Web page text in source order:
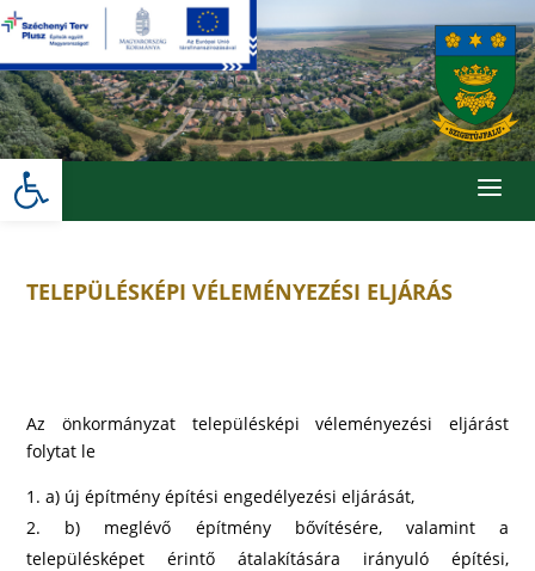
Skip
to
content
Eszköztár megnyitása a
TELEPÜLÉSKÉPI VÉLEMÉNYEZÉSI ELJÁRÁS
Az önkormányzat településképi véleményezési eljárást
folytat le
a) új építmény építési engedélyezési eljárását,
b) meglévő építmény bővítésére, valamint a
településképet érintő átalakítására irányuló építési,